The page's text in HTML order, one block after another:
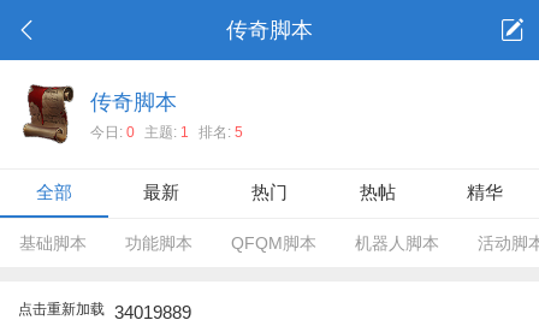
传奇脚本
传奇脚本
今日: 0 主题: 1 排名: 5
全部 最新 热门 热帖 精华
基础脚本 功能脚本 QFQM脚本 机器人脚本 活动脚
点击重新加载 34019889